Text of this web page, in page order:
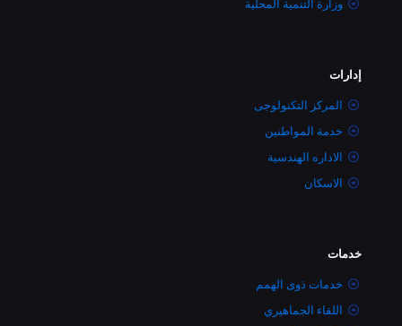
وزارة التنمية المحلية
إدارات
المركز التكنولوجى
خدمة المواطنين
الاداره الهندسية
الاسكان
خدمات
خدمات ذوى الهمم
اللقاء الجماهيري